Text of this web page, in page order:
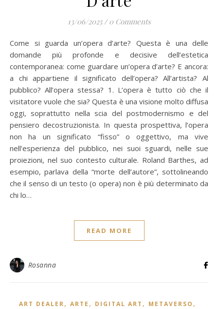
13/06/2025 / 0 Comments
Come si guarda un’opera d’arte? Questa è una delle
domande più profonde e decisive dell’estetica
contemporanea: come guardare un’opera d’arte? E ancora:
a chi appartiene il significato dell’opera? All’artista? Al
pubblico? All’opera stessa? 1. L’opera è tutto ciò che il
visitatore vuole che sia? Questa è una visione molto diffusa
oggi, soprattutto nella scia del postmodernismo e del
pensiero decostruzionista. In questa prospettiva, l’opera
non ha un significato “fisso” o oggettivo, ma vive
nell’esperienza del pubblico, nei suoi sguardi, nelle sue
proiezioni, nel suo contesto culturale. Roland Barthes, ad
esempio, parlava della “morte dell’autore”, sottolineando
che il senso di un testo (o opera) non è più determinato da
chi lo…
READ MORE
Rosanna
ART DEALER, ARTE , DIGITAL ART , METAVERSO ,